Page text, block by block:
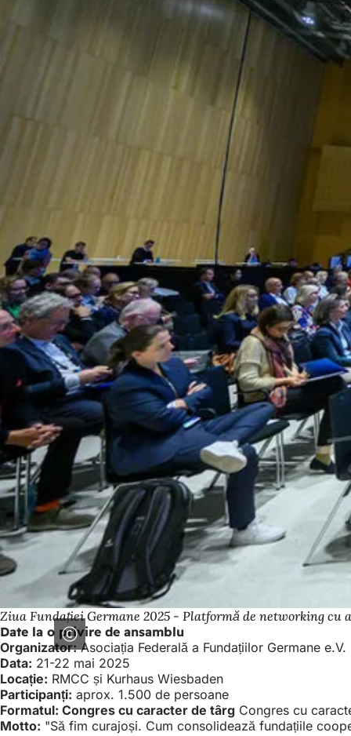
Ziua Fundației Germane 2025 - Platformă de networking cu
Date la o privire de ansamblu
Organizator:Asociația Federală a Fundațiilor Germane e.V.
Data: 21-22 mai 2025
Locație: RMCC și Kurhaus Wiesbaden
Participanți: aprox. 1.500 de persoane
Formatul: Congres cu caracter de târg Congres cu
Motto: "Să fim curajoși. Cum consolidează fundațiile